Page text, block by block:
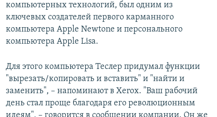
компьютерных технологий, был одним из
ключевых создателей первого карманного
компьютера Apple Newtone и персонального
компьютера Apple Lisa.
Для этого компьютера Теслер придумал функции
"вырезать/копировать и вставить" и "найти и
заменить", – напоминают в Xerox. "Ваш рабочий
день стал проще благодаря его революционным